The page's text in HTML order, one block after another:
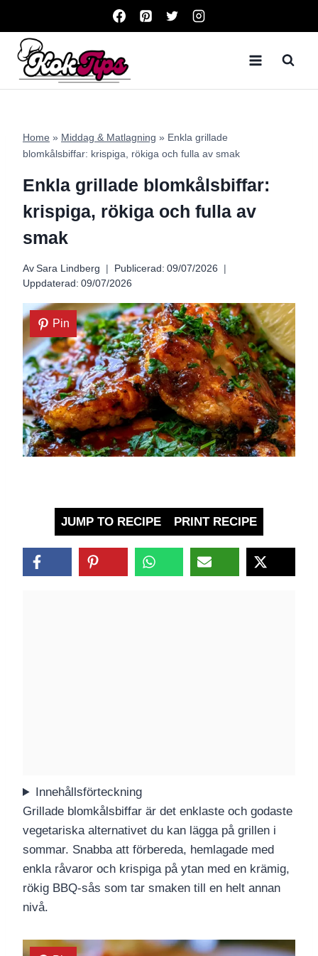
content
Home » Middag & Matlagning » Enkla grillade
blomkålsbiffar: krispiga, rökiga och fulla av smak
Enkla grillade blomkålsbiffar:
krispiga, rökiga och fulla av
smak
Av Sara Lindberg Publicerad: 09/07/2026
Uppdaterad: 09/07/2026
Pin
JUMP TO RECIPE PRINT RECIPE
Innehållsförteckning
Grillade blomkålsbiffar är det enklaste och godaste
vegetariska alternativet du kan lägga på grillen i
sommar. Snabba att förbereda, hemlagade med
enkla råvaror och krispiga på ytan med en krämig,
rökig BBQ-sås som tar smaken till en helt annan
nivå.